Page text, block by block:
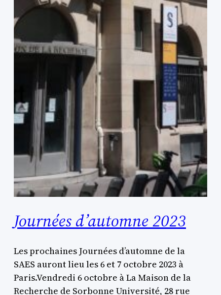
Journées d’automne 2023
Les prochaines Journées d’automne de la
SAES auront lieu les 6 et 7 octobre 2023 à
Paris.Vendredi 6 octobre à La Maison de la
Recherche de Sorbonne Université, 28 rue